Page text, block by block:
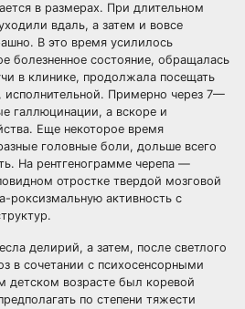
в размерах. При длительном
вдаль, а затем и вовсе
В это время усилилось
болезненное состояние, обращалась
в клинике, продолжала посещать
исполнительной. Примерно через 7—
галлюцинации, а вскоре и
Еще некоторое время
головные боли, дольше всего
На рентгенограмме черепа —
отростке твердой мозговой
роксизмальную активность с
делирий, а затем, после светлого
в сочетании с психосенсорными
детском возрасте был коревой
по степени тяжести